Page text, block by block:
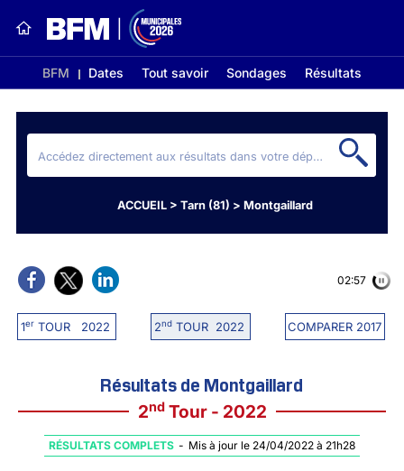
BFM Dates Tout savoir Sondages Résultats
ACCUEIL> Tarn (81) > Montgaillard
1erTOUR 2022 2ndTOUR 2022 COMPARER 2017
02:56
Résultats de Montgaillard
2ndTour - 2022
RÉSULTATS COMPLETS - Mis à jour le 24/04/2022 à 21h28